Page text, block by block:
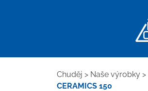
Chuděj > Naše výrobky >
CERAMICS 150